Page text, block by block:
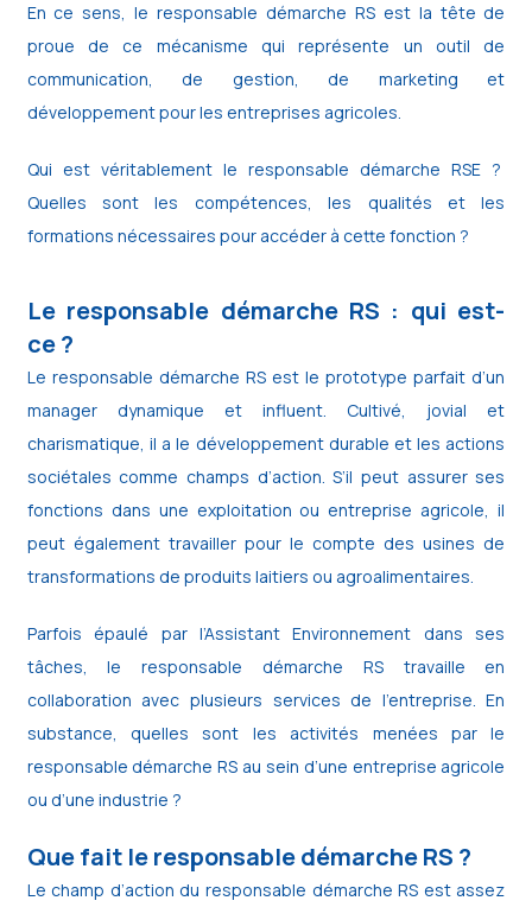
En ce sens, le responsable démarche RS est la tête de
proue de ce mécanisme qui représente un outil de
communication, de gestion, de marketing et
développement pour les entreprises agricoles.
Qui est véritablement le responsable démarche RSE ?
Quelles sont les compétences, les qualités et les
formations nécessaires pour accéder à cette fonction ?
Le responsable démarche RS : qui est-
ce ?
Le responsable démarche RS est le prototype parfait d’un
manager dynamique et influent. Cultivé, jovial et
charismatique, il a le développement durable et les actions
sociétales comme champs d’action. S’il peut assurer ses
fonctions dans une exploitation ou entreprise agricole, il
peut également travailler pour le compte des usines de
transformations de produits laitiers ou agroalimentaires.
Parfois épaulé par l’Assistant Environnement dans ses
tâches, le responsable démarche RS travaille en
collaboration avec plusieurs services de l’entreprise. En
substance, quelles sont les activités menées par le
responsable démarche RS au sein d’une entreprise agricole
ou d’une industrie ?
Que fait le responsable démarche RS ?
Le champ d’action du responsable démarche RS est assez